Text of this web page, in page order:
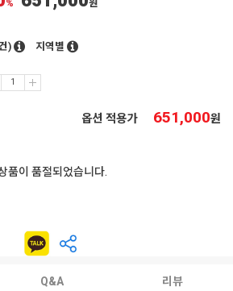
%
원
) 지역별
옵션 적용가 651,000원
품이 품절되었습니다.
Q&A 리뷰